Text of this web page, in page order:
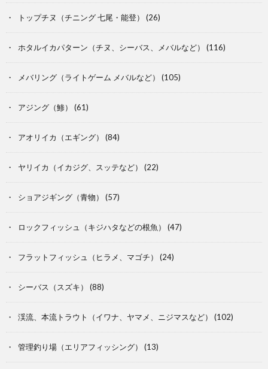
トップチヌ（チニング 七尾・能登） (26)
ホタルイカパターン（チヌ、シーバス、メバルなど） (116)
メバリング（ライトゲーム メバルなど） (105)
アジング（鯵） (61)
アオリイカ（エギング） (84)
ヤリイカ（イカジグ、スッテなど） (22)
ショアジギング（青物） (57)
ロックフィッシュ（キジハタなどの根魚） (47)
フラットフィッシュ（ヒラメ、マゴチ） (24)
シーバス（スズキ） (88)
渓流、本流トラウト（イワナ、ヤマメ、ニジマスなど） (102)
管理釣り場（エリアフィッシング） (13)